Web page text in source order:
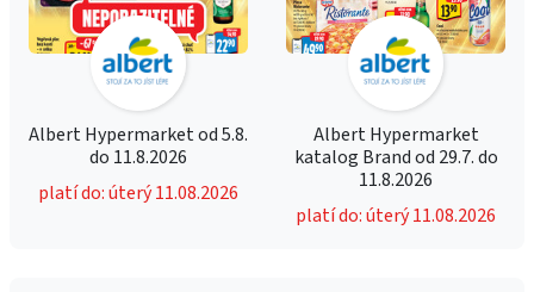
Albert Hypermarket od 5.8.
do 11.8.2026
platí do: úterý 11.08.2026
Albert Hypermarket
katalog Brand od 29.7. do
11.8.2026
platí do: úterý 11.08.2026